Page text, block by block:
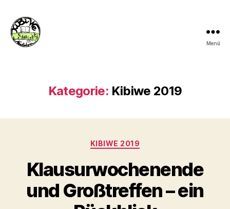
Menü
Kategorie: Kibiwe 2019
Kategorien
KIBIWE 2019
Klausurwochenende
und Großtreffen – ein